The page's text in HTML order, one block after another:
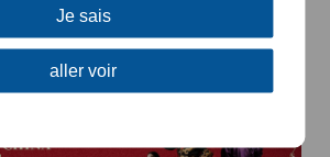
Je sais
aller voir